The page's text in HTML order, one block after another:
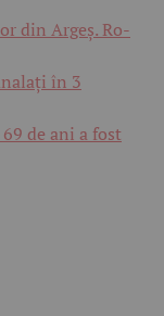
din Argeș. Ro-
în 3
de ani a fost